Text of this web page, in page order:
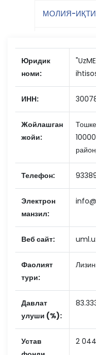
МОЛИЯ-
Юридик
номи:
ИНН:
Жойлашган
жойи:
Телефон:
Электрон
манзил:
Веб сайт:
Фаолият
тури:
Давлат
улуши (%):
Устав
2